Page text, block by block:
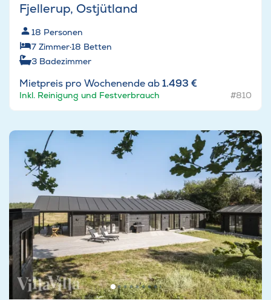
Fjellerup, Ostjütland
18 Personen
7 Zimmer·18 Betten
3 Badezimmer
Mietpreis pro Wochenende ab1.493 €
Inkl. Reinigung und Festverbrauch #810